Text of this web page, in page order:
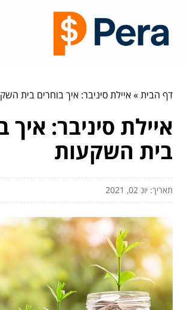
דף הבית»איילת סיניבר: איך בוחרים בית
איילת סיניבר: איך
בית השקעות
תאריך: יונ 02, 2021